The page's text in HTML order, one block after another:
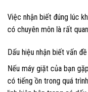
Việc nhận biết đúng lúc
có chuyên môn là rất
Dấu hiệu nhận biết vấn
Nếu máy giặt của bạn
có tiếng ồn trong quá